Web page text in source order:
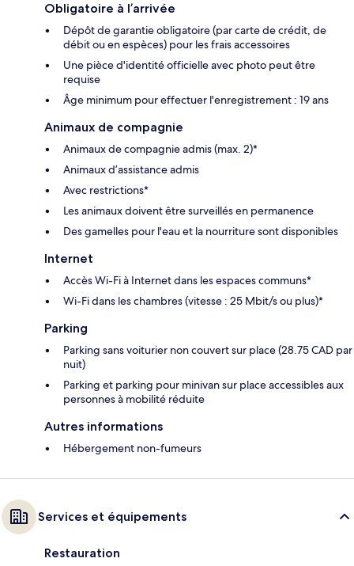
Obligatoire à l’arrivée
Dépôt de garantie obligatoire (par carte de crédit, de
débit ou en espèces) pour les frais accessoires
Une pièce d'identité officielle avec photo peut être
requise
Âge minimum pour effectuer l'enregistrement : 19 ans
Animaux de compagnie
Animaux de compagnie admis (max. 2)*
Animaux d’assistance admis
Avec restrictions*
Les animaux doivent être surveillés en permanence
Des gamelles pour l'eau et la nourriture sont disponibles
Internet
Accès Wi-Fi à Internet dans les espaces communs*
Wi-Fi dans les chambres (vitesse : 25 Mbit/s ou plus)*
Parking
Parking sans voiturier non couvert sur place (28.75 CAD par
nuit)
Parking et parking pour minivan sur place accessibles aux
personnes à mobilité réduite
Autres informations
Hébergement non-fumeurs
Services et équipements
Restauration